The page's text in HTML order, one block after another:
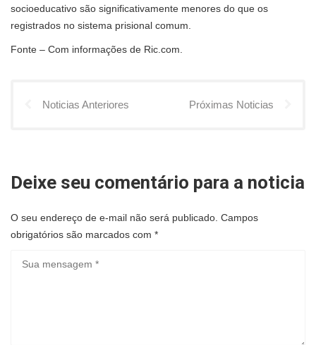
socioeducativo são significativamente menores do que os
registrados no sistema prisional comum.
Fonte – Com informações de Ric.com.
Noticias Anteriores Próximas Noticias
Deixe seu comentário para a noticia
O seu endereço de e-mail não será publicado. Campos
obrigatórios são marcados com *